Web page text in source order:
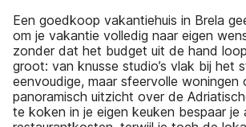
Een goedkoop vakantiehuis in Brela
om je vakantie volledig naar eigen
zonder dat het budget uit de hand
groot: van knusse studio’s vlak bij het
eenvoudige, maar sfeervolle woningen
panoramisch uitzicht over de
te koken in je eigen keuken bespaar je